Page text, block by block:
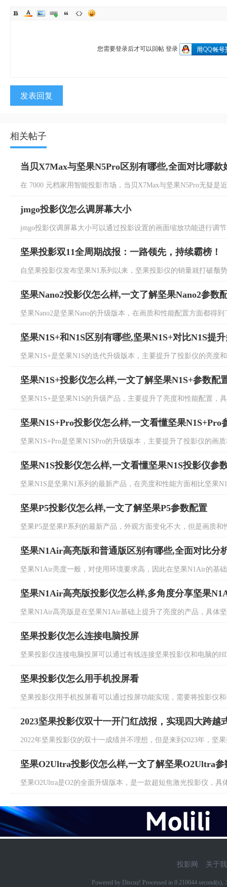
您需要登录后才可以回帖 登录
发表回复
相关帖子
当贝X7Max与坚果N5Pro区别有哪些,全面对比哪款
在 7000 元档家用智能投影市场，当贝X7Max与坚果N5Pro无疑是
jmgo投影仪怎么调屏幕大小
jmgo投影仪调屏幕大小可以通过投影设置的画面缩放功能进行调
坚果投影双11全周期战报：一路领先，持续霸榜！
自坚果投影仪发布坚果N1系列以来，坚果投影仪的销量就打破颓
坚果Nano2投影仪怎么样,一文了解坚果Nano2参数
坚果Nano2是坚果Nano的升级版本，在画质和性能配置方面都得
坚果N1S+和N1S区别有哪些,坚果N1S+对比N1S提
坚果N1S+是坚果N1S的迭代升级版本，主要提升了投影仪的亮度
坚果N1S+投影仪怎么样,一文了解坚果N1S+参数配
坚果N1S+是坚果N1S的升级产品，主要提升了亮度和性能配置，
坚果N1S+Pro投影仪怎么样,一文看懂坚果N1S+Pro
坚果N1S+Pro是坚果N1SPro的升级版本，主要提升了投影仪的画
坚果N1S投影仪怎么样,一文看懂坚果N1S投影仪参
坚果N1S是坚果N1系列的最新产品，在亮度和性能方面相比坚果
坚果P5投影仪怎么样,一文了解坚果P5参数配置
坚果P5是坚果P系列的最新产品，外观方面变化不大，但是画质
坚果N1Air高亮版和普通版区别有哪些,全面对比分
坚果N1Air亮度一般，对使用环境要求高，因此在坚果N1Air的基
坚果N1Air高亮版投影仪怎么样,多角度分享坚果
坚果N1Air高亮版是在坚果N1Air基础上提升了亮度的产品，具体
坚果投影仪怎么连接电脑投屏
坚果投影仪连接电脑投屏可以通过有线连接坚果投影仪和电脑的
坚果投影仪怎么用手机投屏看
坚果投影仪用手机投屏看可以通过投屏功能实现，需要将投影仪
2023坚果投影仪双十一开门红战报，实现四大跨越
2022年坚果投影仪的双十一成绩并不理想，但是来到2023年，坚
坚果O2Ultra投影仪怎么样,一文了解坚果O2Ultra参
坚果O2Ultra是O2的全面升级版本，是一款超短焦激光投影仪，具
投影网 关于
Powered by Discuz! Processed in 0.210044